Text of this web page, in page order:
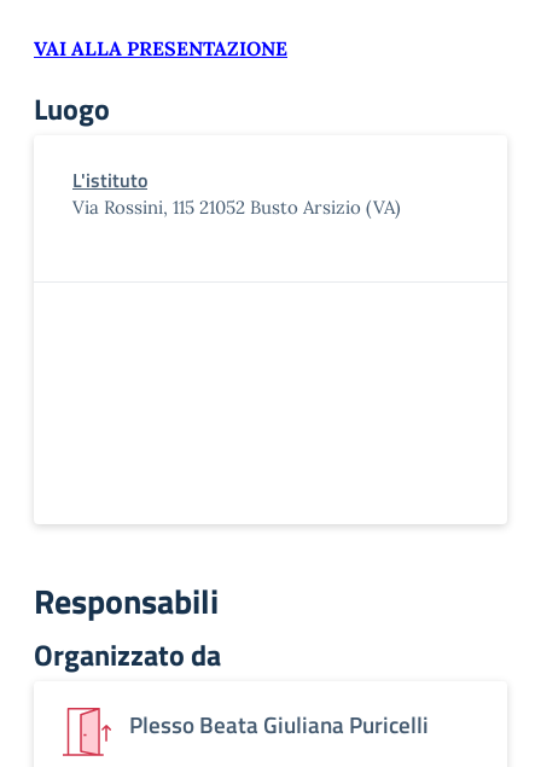
VAI ALLA PRESENTAZIONE
Luogo
L'istituto
Via Rossini, 115 21052 Busto Arsizio (VA)
Responsabili
Organizzato da
Plesso Beata Giuliana Puricelli